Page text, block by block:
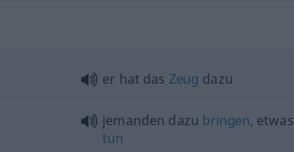
er hat das Zeug dazu
jemanden dazu bringen, etwas
tun